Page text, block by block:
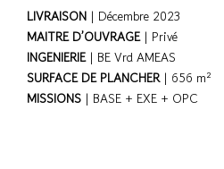
LIVRAISON | Décembre 2023
MAITRE D’OUVRAGE| Privé
INGENIERIE | BE Vrd AMEAS
SURFACE DE PLANCHER| 656 m²
MISSIONS | BASE + EXE + OPC